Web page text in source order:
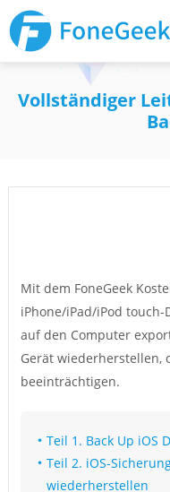
Vollständiger
Mit dem FoneGeek
iPhone/iPad/iPod
auf den Computer
Gerät wiederherstellen,
beeinträchtigen.
Teil 1. Back Up iOS
Teil 2. iOS-
wiederherstellen